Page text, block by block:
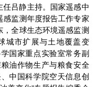
吕静主持。国家遥感中
监测年度报告工作专家
全球生态环境遥感监测
城市扩展与土地覆盖变
国家重点实验室常务副
油作物生产与粮食安全
中国科学院空天信息创